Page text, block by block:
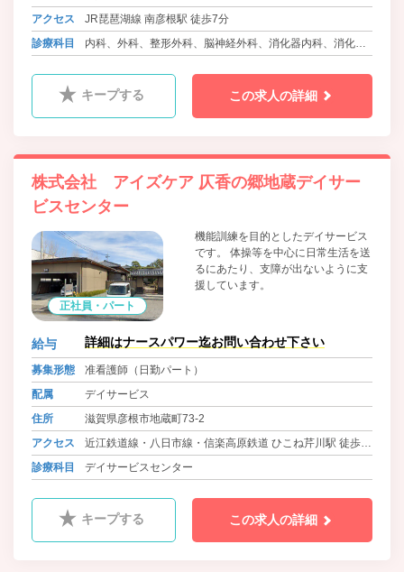
アクセス
JR琵琶湖線 南彦根駅 徒歩7分
診療科目
内科、外科、整形外科、脳神経外科、消化器内科、消化器
キープする この求人の詳細
株式会社 アイズケア 仄香の郷地蔵デイサー
ビスセンター
正社員・パート
機能訓練を目的としたデイサービス
です。 体操等を中心に日常生活を送
るにあたり、支障が出ないように支
援しています。
給与 詳細はナースパワー迄お問い合わせ下さい
募集形態
准看護師（日勤パート）
配属
デイサービス
住所
滋賀県彦根市地蔵町73-2
アクセス
近江鉄道線・八日市線・信楽高原鉄道 ひこね芹川駅 徒歩
15分
診療科目 デイサービスセンター
キープする この求人の詳細